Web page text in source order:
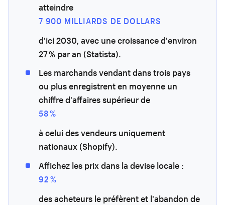
atteindre
7 900 MILLIARDS DE DOLLARS
d'ici 2030, avec une croissance d'environ
27 % par an (Statista).
Les marchands vendant dans trois pays
ou plus enregistrent en moyenne un
chiffre d'affaires supérieur de
58 %
à celui des vendeurs uniquement
nationaux (Shopify).
Affichez les prix dans la devise locale :
92 %
des acheteurs le préfèrent et l'abandon de